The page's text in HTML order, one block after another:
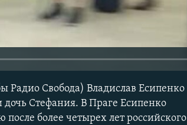
Свобода) Владислав Есипенко
дочь Стефания. В Праге Есипенко
более четырех лет российского